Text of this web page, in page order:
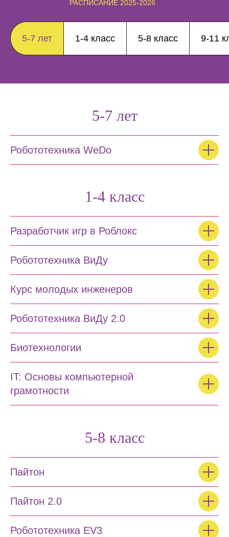
РАСПИСАНИЕ 2025-2026
5-7 лет 1-4 класс 5-8 класс 9-11
5-7 лет
Робототехника WeDo
1-4 класс
Разработчик игр в Роблокс
Робототехника ВиДу
Курс молодых инженеров
Робототехника ВиДу 2.0
Биотехнологии
IT: Основы компьютерной
грамотности
5-8 класс
Пайтон
Пайтон 2.0
Робототехника EV3